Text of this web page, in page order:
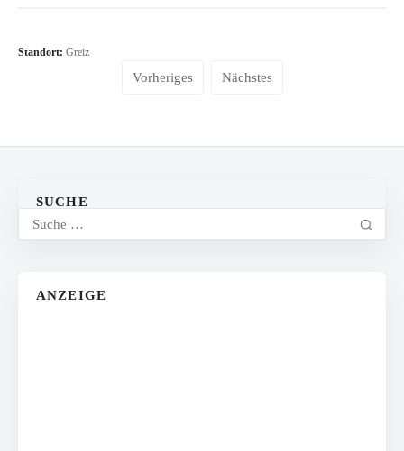
Standort: Greiz
Vorheriges Nächstes
SUCHE
ANZEIGE